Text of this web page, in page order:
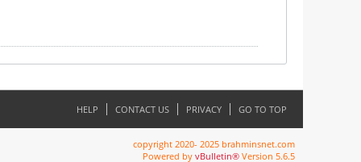
HELP CONTACT US PRIVACY GO TO TOP
copyright 2020- 2025 brahminsnet.com
Powered by vBulletin® Version 5.6.5